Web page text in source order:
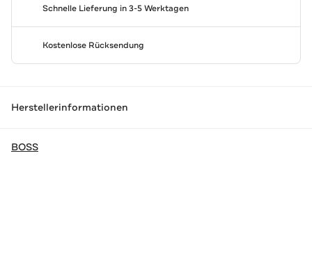
Schnelle Lieferung in 3-5 Werktagen
Kostenlose Rücksendung
Herstellerinformationen
BOSS